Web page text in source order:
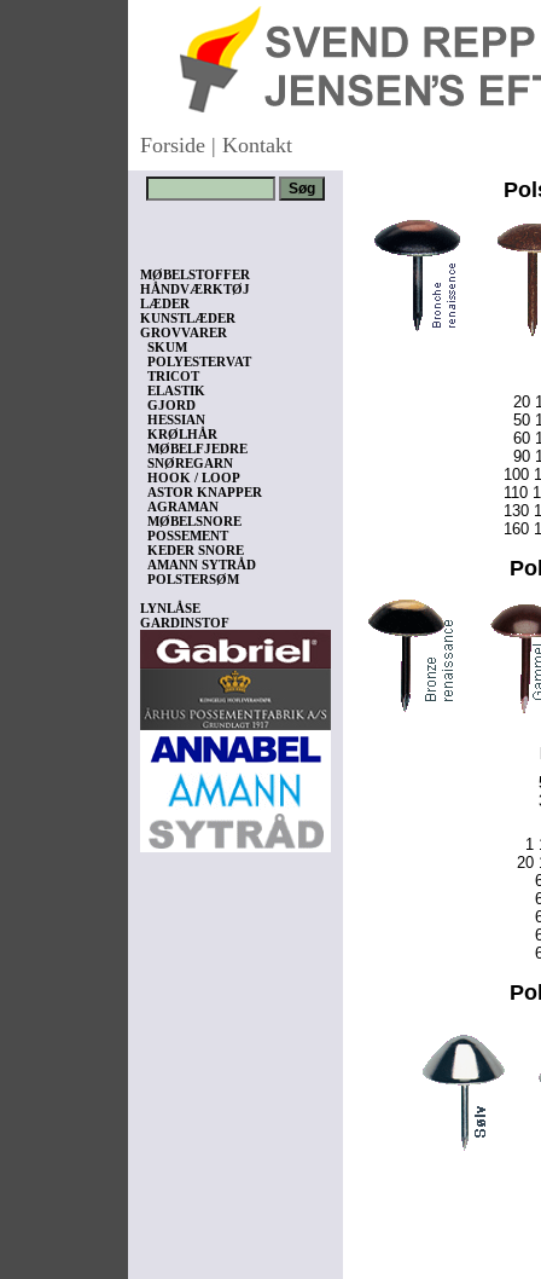
Forside | Kontakt
MØBELSTOFFER
HÅNDVÆRKTØJ
LÆDER
KUNSTLÆDER
GROVVARER
SKUM
POLYESTERVAT
TRICOT
ELASTIK
GJORD
HESSIAN
KRØLHÅR
MØBELFJEDRE
SNØREGARN
HOOK / LOOP
ASTOR KNAPPER
AGRAMAN
MØBELSNORE
POSSEMENT
KEDER SNORE
AMANN SYTRÅD
POLSTERSØM
LYNLÅSE
GARDINSTOF
20
50
60
90
100
110
130
160
1
20